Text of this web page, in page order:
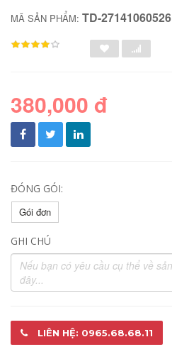
MÃ SẢN PHẨM: TD-27141060526
380,000 đ
ĐÓNG GÓI:
Gói đơn
GHI CHÚ
LIÊN HỆ: 0965.68.68.11